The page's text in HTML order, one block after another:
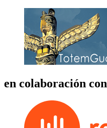
en colaboración con